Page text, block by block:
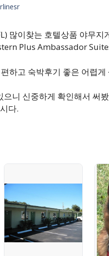
많이찾는 호텔상품 야무
Plus Ambassador
하고 숙박후기 좋은 어렵
니 신중하게 확인해서 써
다.